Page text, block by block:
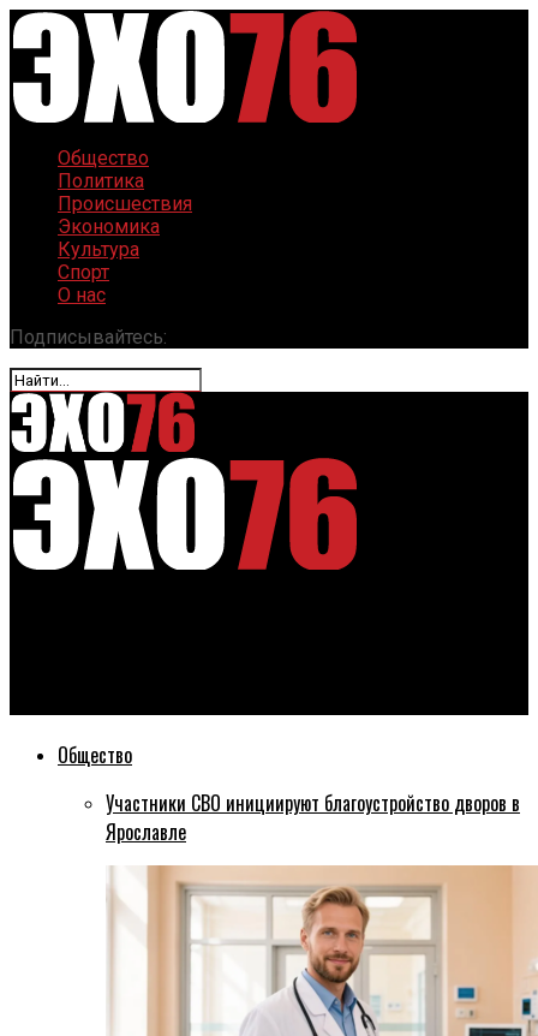
Общество
Политика
Происшествия
Экономика
Культура
Спорт
О нас
Подписывайтесь:
Общество
Участники СВО инициируют благоустройство дворов в
Ярославле